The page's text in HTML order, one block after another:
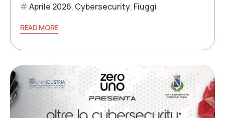
Aprile 2026, Cybersecurity, Fiuggi
READ MORE